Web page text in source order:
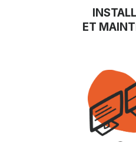
ET